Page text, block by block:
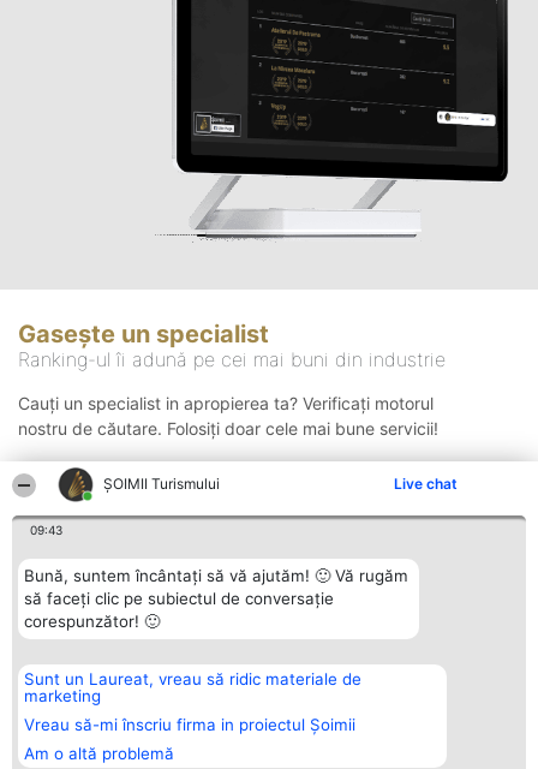
ȘOIMII Turismului Live chat
09:43
Bună, suntem încântați să vă ajutăm! 🙂 Vă rugăm
să faceți clic pe subiectul de conversație
corespunzător! 🙂
Sunt un Laureat, vreau să ridic materiale de
marketing
Vreau să-mi înscriu firma in proiectul Șoimii
Am o altă problemă
Gasește un specialist
Ranking-ul îi adună pe cei mai buni din industrie
Cauți un specialist in apropierea ta? Verificați motorul
nostru de căutare. Folosiți doar cele mai bune servicii!
Organizator Ranking
BRIGHT SOLUTIONS BR SRL
Aleea Timisul De Sus 2 Bl. A30
Sc. A Et. 4 Ap. 13 Cod 061952
București
Plebiscyt
Lista Tuturor
Laureaților
Contact